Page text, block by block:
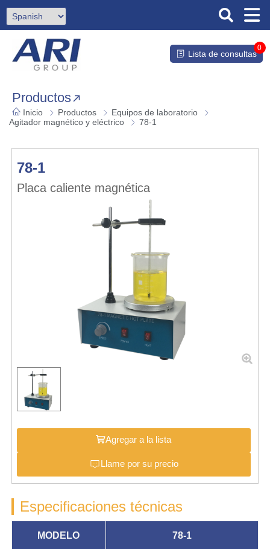
Lista de consultas
0
Productos
Inicio Productos
Equipos de laboratorio
Agitador magnético y eléctrico
78-1
78-1
Placa caliente magnética
Agregar a la lista
Llame por su precio
Especificaciones técnicas
MODELO 78-1